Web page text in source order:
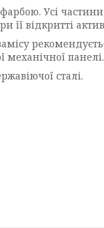
Усі
її відкритті
механічної панелі.
сталі.